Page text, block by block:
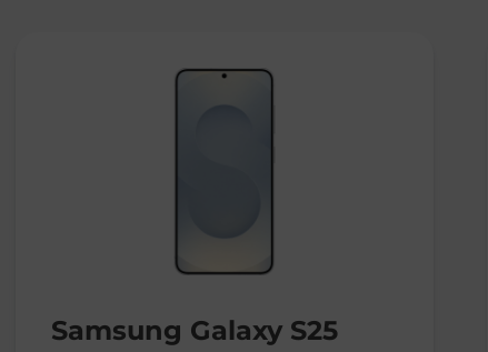
Samsung Galaxy S25